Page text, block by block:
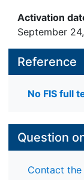
Activation
September
Reference
No FIS full
Question
Contact the